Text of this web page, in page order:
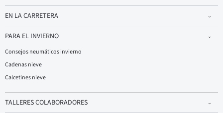
EN LA CARRETERA
PARA EL INVIERNO
Consejos neumáticos invierno
Cadenas nieve
Calcetines nieve
TALLERES COLABORADORES